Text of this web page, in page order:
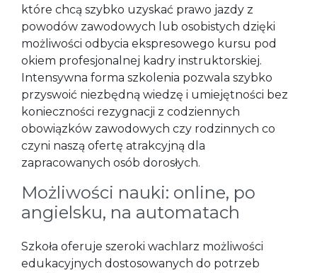
które chcą szybko uzyskać prawo jazdy z
powodów zawodowych lub osobistych dzięki
możliwości odbycia ekspresowego kursu pod
okiem profesjonalnej kadry instruktorskiej.
Intensywna forma szkolenia pozwala szybko
przyswoić niezbędną wiedzę i umiejętności bez
konieczności rezygnacji z codziennych
obowiązków zawodowych czy rodzinnych co
czyni naszą ofertę atrakcyjną dla
zapracowanych osób dorosłych.
Możliwości nauki: online, po
angielsku, na automatach
Szkoła oferuje szeroki wachlarz możliwości
edukacyjnych dostosowanych do potrzeb